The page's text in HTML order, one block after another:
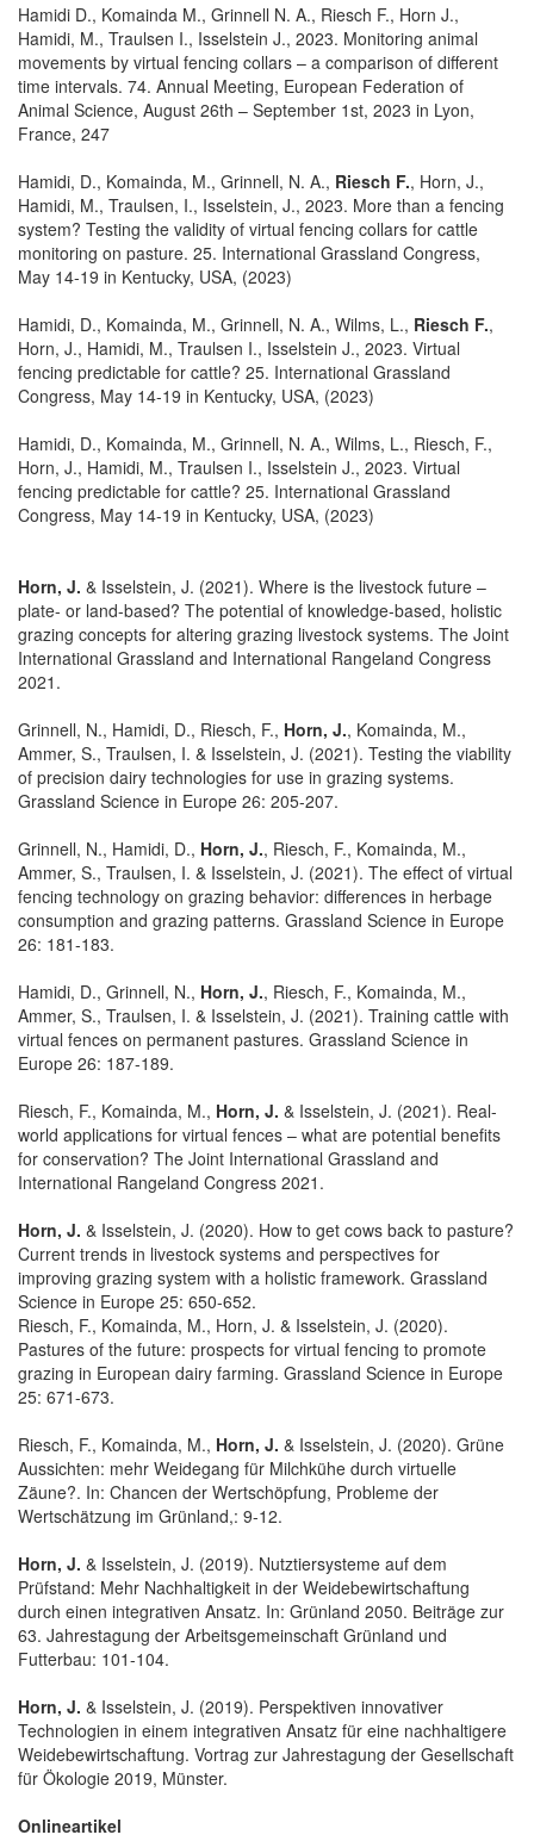
Hamidi D., Komainda M., Grinnell N. A., Riesch F., Horn J.,
Hamidi, M., Traulsen I., Isselstein J., 2023. Monitoring animal
movements by virtual fencing collars – a comparison of different
time intervals. 74. Annual Meeting, European Federation of
Animal Science, August 26th – September 1st, 2023 in Lyon,
France, 247
Hamidi, D., Komainda, M., Grinnell, N. A., Riesch F., Horn, J.,
Hamidi, M., Traulsen, I., Isselstein, J., 2023. More than a fencing
system? Testing the validity of virtual fencing collars for cattle
monitoring on pasture. 25. International Grassland Congress,
May 14-19 in Kentucky, USA, (2023)
Hamidi, D., Komainda, M., Grinnell, N. A., Wilms, L., Riesch F.,
Horn, J., Hamidi, M., Traulsen I., Isselstein J., 2023. Virtual
fencing predictable for cattle? 25. International Grassland
Congress, May 14-19 in Kentucky, USA, (2023)
Hamidi, D., Komainda, M., Grinnell, N. A., Wilms, L., Riesch, F.,
Horn, J., Hamidi, M., Traulsen I., Isselstein J., 2023. Virtual
fencing predictable for cattle? 25. International Grassland
Congress, May 14-19 in Kentucky, USA, (2023)
Horn, J. & Isselstein, J. (2021). Where is the livestock future –
plate- or land-based? The potential of knowledge-based, holistic
grazing concepts for altering grazing livestock systems. The Joint
International Grassland and International Rangeland Congress
2021.
Grinnell, N., Hamidi, D., Riesch, F., Horn, J., Komainda, M.,
Ammer, S., Traulsen, I. & Isselstein, J. (2021). Testing the viability
of precision dairy technologies for use in grazing systems.
Grassland Science in Europe 26: 205-207.
Grinnell, N., Hamidi, D., Horn, J., Riesch, F., Komainda, M.,
Ammer, S., Traulsen, I. & Isselstein, J. (2021). The effect of virtual
fencing technology on grazing behavior: differences in herbage
consumption and grazing patterns. Grassland Science in Europe
26: 181-183.
Hamidi, D., Grinnell, N., Horn, J., Riesch, F., Komainda, M.,
Ammer, S., Traulsen, I. & Isselstein, J. (2021). Training cattle with
virtual fences on permanent pastures. Grassland Science in
Europe 26: 187-189.
Riesch, F., Komainda, M., Horn, J. & Isselstein, J. (2021). Real-
world applications for virtual fences – what are potential benefits
for conservation? The Joint International Grassland and
International Rangeland Congress 2021.
Horn, J. & Isselstein, J. (2020). How to get cows back to pasture?
Current trends in livestock systems and perspectives for
improving grazing system with a holistic framework. Grassland
Science in Europe 25: 650-652.
Riesch, F., Komainda, M., Horn, J. & Isselstein, J. (2020).
Pastures of the future: prospects for virtual fencing to promote
grazing in European dairy farming. Grassland Science in Europe
25: 671-673.
Riesch, F., Komainda, M., Horn, J. & Isselstein, J. (2020). Grüne
Aussichten: mehr Weidegang für Milchkühe durch virtuelle
Zäune?. In: Chancen der Wertschöpfung, Probleme der
Wertschätzung im Grünland,: 9-12.
Horn, J. & Isselstein, J. (2019). Nutztiersysteme auf dem
Prüfstand: Mehr Nachhaltigkeit in der Weidebewirtschaftung
durch einen integrativen Ansatz. In: Grünland 2050. Beiträge zur
63. Jahrestagung der Arbeitsgemeinschaft Grünland und
Futterbau: 101-104.
Horn, J. & Isselstein, J. (2019). Perspektiven innovativer
Technologien in einem integrativen Ansatz für eine nachhaltigere
Weidebewirtschaftung. Vortrag zur Jahrestagung der Gesellschaft
für Ökologie 2019, Münster.
Onlineartikel